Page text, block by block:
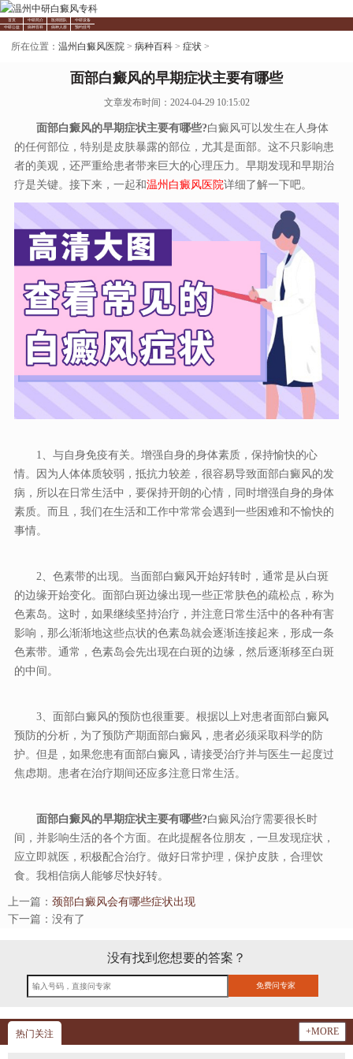
首页 中研简介 医师团队
中研设备
中研公益
病种百科 病种人群 预约挂号
所在位置： 温州白癜风医院 > 病种百科 > 症状 >
面部白癜风的早期症状主要有哪些
文章发布时间：2024-04-29 10:15:02
面部白癜风的早期症状主要有哪些?白癜风可以发生在人身体
的任何部位，特别是皮肤暴露的部位，尤其是面部。这不只影响患
者的美观，还严重给患者带来巨大的心理压力。早期发现和早期治
疗是关键。接下来，一起和温州白癜风医院详细了解一下吧。
1、与自身免疫有关。增强自身的身体素质，保持愉快的心
情。因为人体体质较弱，抵抗力较差，很容易导致面部白癜风的发
病，所以在日常生活中，要保持开朗的心情，同时增强自身的身体
素质。而且，我们在生活和工作中常常会遇到一些困难和不愉快的
事情。
2、色素带的出现。当面部白癜风开始好转时，通常是从白斑
的边缘开始变化。面部白斑边缘出现一些正常肤色的疏松点，称为
色素岛。这时，如果继续坚持治疗，并注意日常生活中的各种有害
影响，那么渐渐地这些点状的色素岛就会逐渐连接起来，形成一条
色素带。通常，色素岛会先出现在白斑的边缘，然后逐渐移至白斑
的中间。
3、面部白癜风的预防也很重要。根据以上对患者面部白癜风
预防的分析，为了预防产期面部白癜风，患者必须采取科学的防
护。但是，如果您患有面部白癜风，请接受治疗并与医生一起度过
焦虑期。患者在治疗期间还应多注意日常生活。
面部白癜风的早期症状主要有哪些?白癜风治疗需要很长时
间，并影响生活的各个方面。在此提醒各位朋友，一旦发现症状，
应立即就医，积极配合治疗。做好日常护理，保护皮肤，合理饮
食。我相信病人能够尽快好转。
上一篇： 颈部白癜风会有哪些症状出现
下一篇：没有了
没有找到您想要的答案？
热门关注 +MORE